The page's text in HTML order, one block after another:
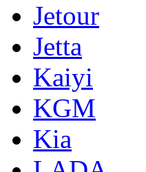
Jetour
Jetta
Kaiyi
KGM
Kia